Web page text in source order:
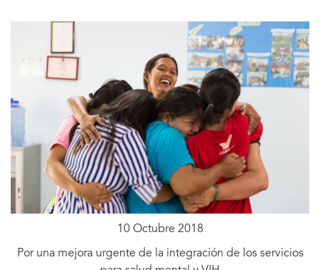
10 Octubre 2018
Por una mejora urgente de la integración de los servicios